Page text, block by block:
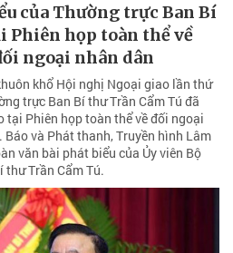
của Thường trực Ban Bí
Phiên họp toàn thể về
ngoại nhân dân
khổ Hội nghị Ngoại giao lần thứ
trực Ban Bí thư Trần Cẩm Tú đã
tại Phiên họp toàn thể về đối ngoại
và Phát thanh, Truyền hình Lâm
văn bài phát biểu của Ủy viên Bộ
thư Trần Cẩm Tú.